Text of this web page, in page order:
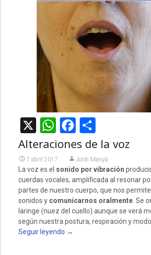
X WhatsApp
Facebook
Alteraciones de la voz
7 abril 2017 Jordi Manyà
La voz es el sonido por vibración
cuerdas vocales, amplificada al resonar
partes de nuestro cuerpo, que nos
sonidos y comunicarnos oralmente. Se
laringe (nuez del cuello) aunque se verá
según nuestra postura, respiración y
Seguir leyendo →